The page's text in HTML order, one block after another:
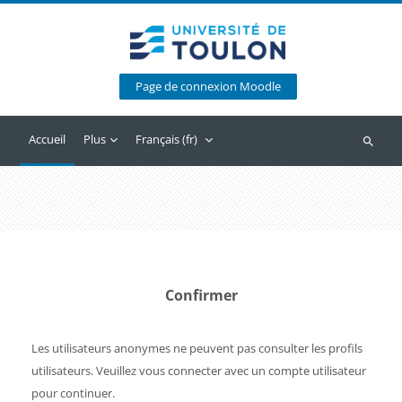
Page de connexion Moodle
Accueil Plus Français ‎(fr)‎
Confirmer
Les utilisateurs anonymes ne peuvent pas consulter les profils
utilisateurs. Veuillez vous connecter avec un compte utilisateur
pour continuer.